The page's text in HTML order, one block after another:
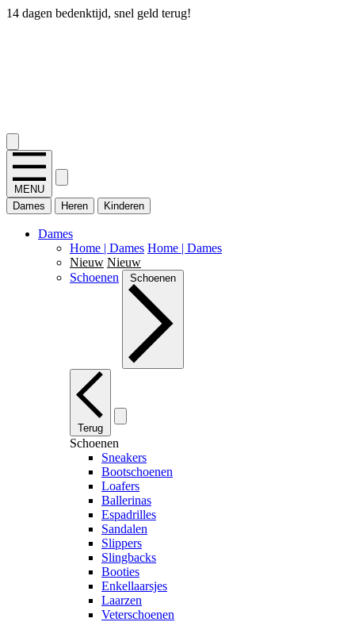
14 dagen bedenktijd, snel geld terug!
MENU
Dames
Heren Kinderen
Dames
Home | Dames Home | Dames
Nieuw Nieuw
Schoenen
Schoenen
Terug
Schoenen
Sneakers
Bootschoenen
Loafers
Ballerinas
Espadrilles
Sandalen
Slippers
Slingbacks
Booties
Enkellaarsjes
Laarzen
Veterschoenen